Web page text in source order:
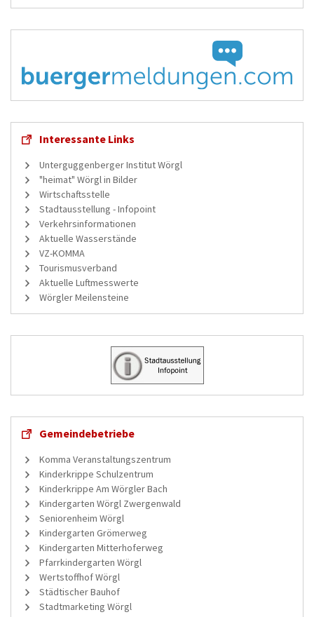
Interessante Links
Unterguggenberger Institut Wörgl
"heimat" Wörgl in Bilder
Wirtschaftsstelle
Stadtausstellung - Infopoint
Verkehrsinformationen
Aktuelle Wasserstände
VZ-KOMMA
Tourismusverband
Aktuelle Luftmesswerte
Wörgler Meilensteine
Gemeindebetriebe
Komma Veranstaltungszentrum
Kinderkrippe Schulzentrum
Kinderkrippe Am Wörgler Bach
Kindergarten Wörgl Zwergenwald
Seniorenheim Wörgl
Kindergarten Grömerweg
Kindergarten Mitterhoferweg
Pfarrkindergarten Wörgl
Wertstoffhof Wörgl
Städtischer Bauhof
Stadtmarketing Wörgl